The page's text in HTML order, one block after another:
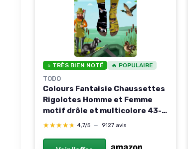
⭐ TRÈS BIEN NOTÉ 🔥 POPULAIRE
TODO
Colours Fantaisie Chaussettes
Rigolotes Homme et Femme
motif drôle et multicolore 43-
46 Chasse
★★★★★
★★★★★ 4,7/5 — 9127 avis